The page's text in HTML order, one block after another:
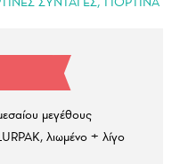
μεγέθους
λιωμένο + λίγο